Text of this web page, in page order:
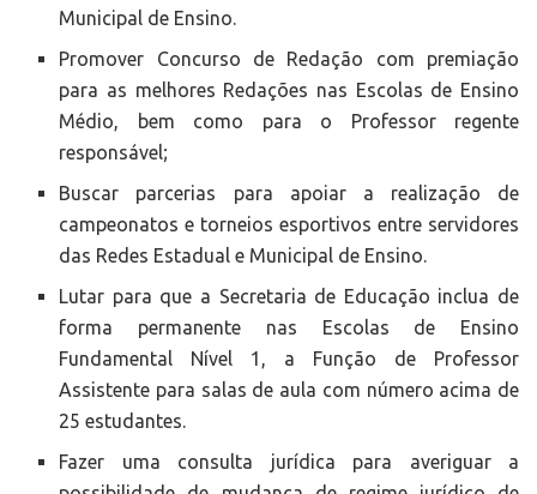
Municipal de Ensino.
Promover Concurso de Redação com premiação
para as melhores Redações nas Escolas de Ensino
Médio, bem como para o Professor regente
responsável;
Buscar parcerias para apoiar a realização de
campeonatos e torneios esportivos entre servidores
das Redes Estadual e Municipal de Ensino.
Lutar para que a Secretaria de Educação inclua de
forma permanente nas Escolas de Ensino
Fundamental Nível 1, a Função de Professor
Assistente para salas de aula com número acima de
25 estudantes.
Fazer uma consulta jurídica para averiguar a